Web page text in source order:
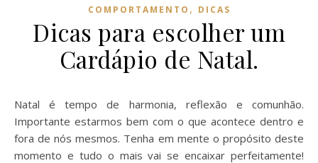
COMPORTAMENTO , DICAS
Dicas para escolher um
Cardápio de Natal.
Natal é tempo de harmonia, reflexão e comunhão.
Importante estarmos bem com o que acontece dentro e
fora de nós mesmos. Tenha em mente o propósito deste
momento e tudo o mais vai se encaixar perfeitamente!